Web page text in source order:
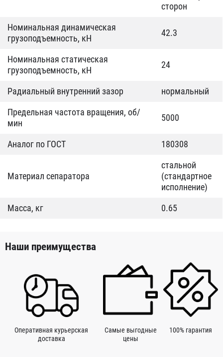
сторон
Номинальная динамическая
грузоподъемность, кН
42.3
Номинальная статическая
грузоподъемность, кН
24
Радиальный внутренний зазор
нормальный
Предельная частота вращения, об/
мин
5000
Аналог по ГОСТ 180308
Материал сепаратора
стальной
(стандартное
исполнение)
Масса, кг
0.65
Наши преимущества
Оперативная курьерская
доставка
Самые выгодные
цены
100% гарантия